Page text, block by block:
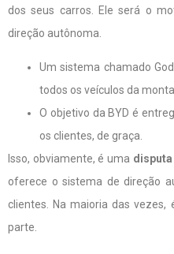
dos seus carros. Ele será o
direção autônoma.
Um sistema chamado
todos os veículos da
O objetivo da BYD é
os clientes, de graça.
Isso, obviamente, é uma
oferece o sistema de direção
clientes. Na maioria das
parte.